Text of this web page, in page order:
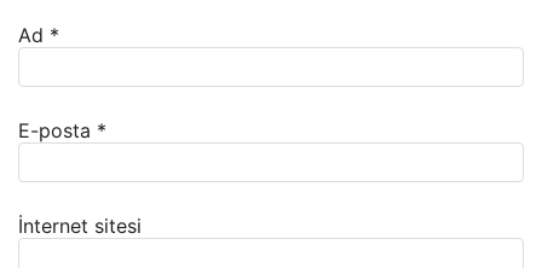
Ad *
E-posta *
İnternet sitesi